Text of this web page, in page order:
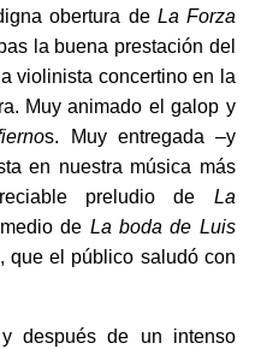
obertura de La Forza
la buena prestación del
violinista concertino en la
Muy animado el galop y
s. Muy entregada –y
en nuestra música más
preludio de La
de La boda de Luis
que el público saludó con
de un intenso